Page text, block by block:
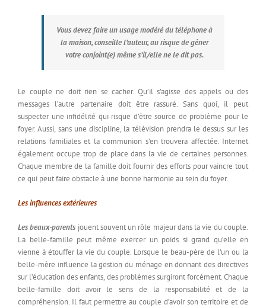
Vous devez faire un usage modéré du téléphone à
la maison, conseille l’auteur, au risque de gêner
votre conjoint(e) même s’il/elle ne le dit pas.
Le couple ne doit rien se cacher. Qu’il s’agisse des appels ou des
messages l’autre partenaire doit être rassuré. Sans quoi, il peut
suspecter une infidélité qui risque d’être source de problème pour le
foyer. Aussi, sans une discipline, la télévision prendra le dessus sur les
relations familiales et la communion s’en trouvera affectée. Internet
également occupe trop de place dans la vie de certaines personnes.
Chaque membre de la famille doit fournir des efforts pour vaincre tout
ce qui peut faire obstacle à une bonne harmonie au sein du foyer.
Les influences extérieures
Les beaux-parents jouent souvent un rôle majeur dans la vie du couple.
La belle-famille peut même exercer un poids si grand qu’elle en
vienne à étouffer la vie du couple. Lorsque le beau-père de l’un ou la
belle-mère influence la gestion du ménage en donnant des directives
sur l’éducation des enfants, des problèmes surgiront forcément. Chaque
belle-famille doit avoir le sens de la responsabilité et de la
compréhension. Il faut permettre au couple d’avoir son territoire et de